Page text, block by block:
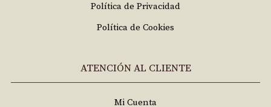
Política de Privacidad
Política de Cookies
ATENCIÓN AL CLIENTE
Mi Cuenta